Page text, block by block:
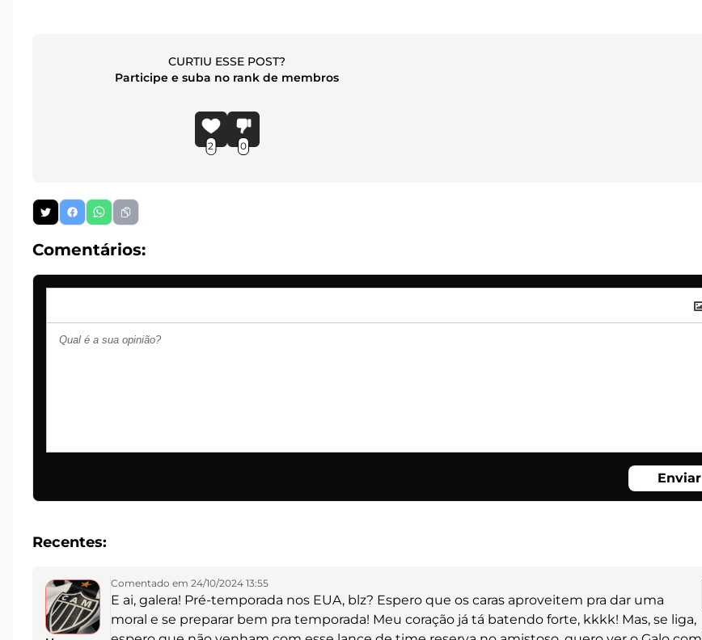
CURTIU ESSE POST?
Participe e suba no rank de membros
2 0
Comentários:
Enviar
Recentes:
Comentado em 24/10/2024 13:55
E ai, galera! Pré-temporada nos EUA, blz? Espero que os caras aproveitem pra dar uma
moral e se preparar bem pra temporada! Meu coração já tá batendo forte, kkkk! Mas, se liga,